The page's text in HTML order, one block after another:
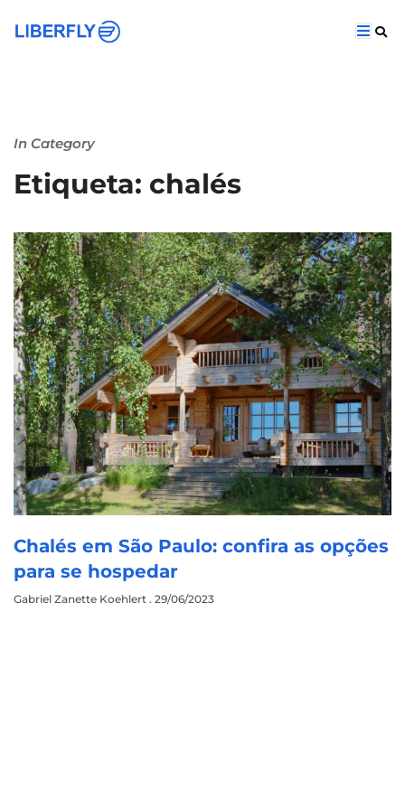
In Category
Etiqueta: chalés
Chalés em São Paulo: confira as opções
para se hospedar
Gabriel Zanette Koehlert 29/06/2023